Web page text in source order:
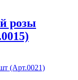
розы